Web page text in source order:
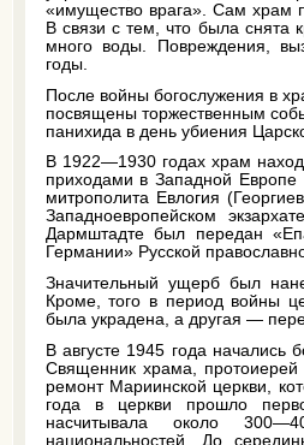
«имущество врага». Сам храм
В связи с тем, что была снята
много воды. Повреждения,
годы.
После войны богослужения в
посвящены торжественным
панихида в день убиения
В 1922—1930 годах храм
приходами в Западной Европе
митрополита Евлогия
Западноевропейском
Дармштадте был передан
Германии» Русской
Значительный ущерб был
Кроме, того в период войны
была украдена, а другая —
В августе 1945 года начались
Священник храма, протоиерей
ремонт Мариинской церкви,
года в церкви прошло
насчитывала около
национальностей. До